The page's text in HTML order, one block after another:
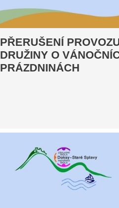
PŘERUŠENÍ
DRUŽINY O
PRÁZDNINÁCH